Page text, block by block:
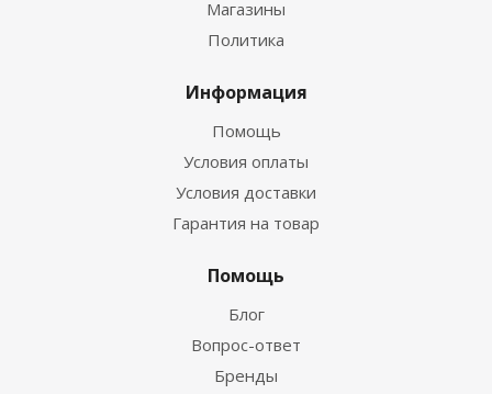
Магазины
Политика
Информация
Помощь
Условия оплаты
Условия доставки
Гарантия на товар
Помощь
Блог
Вопрос-ответ
Бренды